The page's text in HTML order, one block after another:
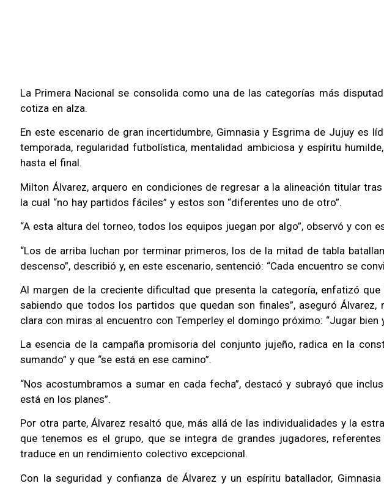
La Primera Nacional se consolida como una de las categorías más
cotiza en alza.
En este escenario de gran incertidumbre, Gimnasia y Esgrima de Jujuy es
temporada, regularidad futbolística, mentalidad ambiciosa y espíritu
hasta el final.
Milton Álvarez, arquero en condiciones de regresar a la alineación titular
la cual “no hay partidos fáciles” y estos son “diferentes uno de otro”.
“A esta altura del torneo, todos los equipos juegan por algo”, observó y con
“Los de arriba luchan por terminar primeros, los de la mitad de tabla
descenso”, describió y, en este escenario, sentenció: “Cada encuentro se
Al margen de la creciente dificultad que presenta la categoría, enfatizó
sabiendo que todos los partidos que quedan son finales”, aseguró
clara con miras al encuentro con Temperley el domingo próximo: “Jugar bien
La esencia de la campaña promisoria del conjunto jujeño, radica en la
sumando” y que “se está en ese camino”.
“Nos acostumbramos a sumar en cada fecha”, destacó y subrayó que
está en los planes”.
Por otra parte, Álvarez resaltó que, más allá de las individualidades y la
que tenemos es el grupo, que se integra de grandes jugadores,
traduce en un rendimiento colectivo excepcional.
Con la seguridad y confianza de Álvarez y un espíritu batallador,